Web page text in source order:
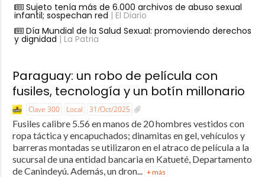
Sujeto tenía más de 6.000 archivos de abuso sexual
infantil; sospechan red | El Diario
Día Mundial de la Salud Sexual: promoviendo derechos
y dignidad | La Patria
Paraguay: un robo de película con
fusiles, tecnología y un botín millonario
Clave 300 Local 31/Oct/2025
Fusiles calibre 5.56 en manos de 20 hombres vestidos con
ropa táctica y encapuchados; dinamitas en gel, vehículos y
barreras montadas se utilizaron en el atraco de película a la
sucursal de una entidad bancaria en Katueté, Departamento
de Canindeyú. Además, un dron... + más